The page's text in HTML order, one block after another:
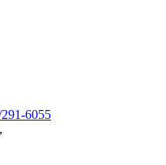
6055
,